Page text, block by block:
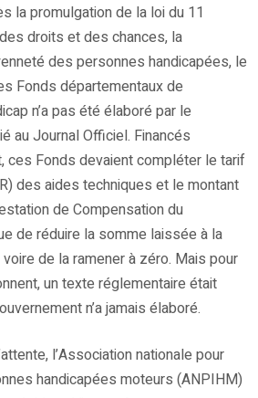
la promulgation de la loi du 11
droits et des chances, la
des personnes handicapées, le
Fonds départementaux de
n’a pas été élaboré par le
au Journal Officiel. Financés
ces Fonds devaient compléter le tarif
des aides techniques et le montant
de Compensation du
de réduire la somme laissée à la
de la ramener à zéro. Mais pour
un texte réglementaire était
n’a jamais élaboré.
l’Association nationale pour
handicapées moteurs (ANPIHM)